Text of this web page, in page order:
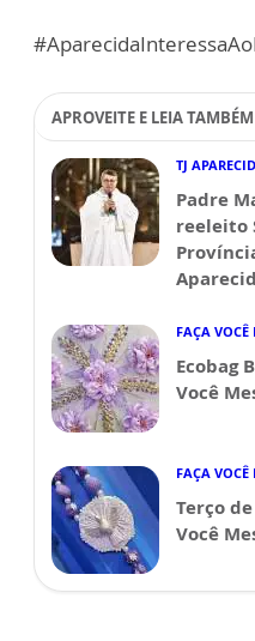
APROVEITE E LEIA TAMBÉM
TJ
Padre
reeleito
FAÇA VOCÊ
Ecobag
Você
FAÇA VOCÊ
Terço
Você